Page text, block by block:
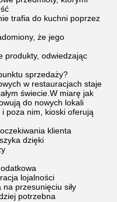
trafia do kuchni poprzez
że jego
produkty, odwiedzając
sprzedaży?
w restauracjach staje
świecie.W miarę jak
do nowych lokali
poza nim, kioski oferują
klienta
dzięki
lojalności
przesunięciu siły
potrzebna